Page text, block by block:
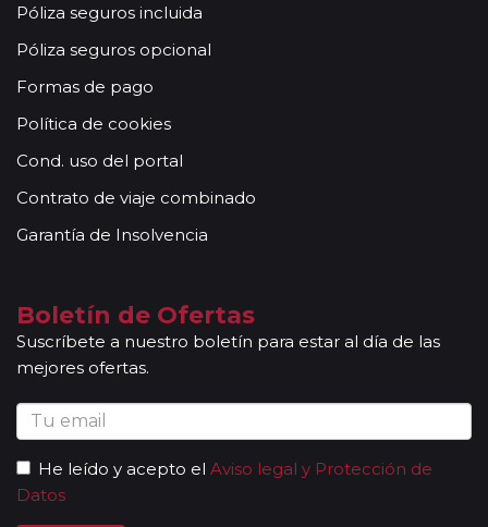
Póliza seguros incluida
Póliza seguros opcional
Formas de pago
Política de cookies
Cond. uso del portal
Contrato de viaje combinado
Garantía de Insolvencia
Boletín de Ofertas
Suscríbete a nuestro boletín para estar al día de las
mejores ofertas.
He leído y acepto el Aviso legal y Protección de
Datos